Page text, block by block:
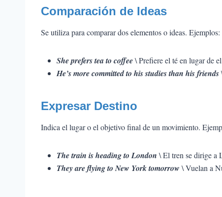
Comparación de Ideas
Se utiliza para comparar dos elementos o ideas. Ejemplos:
She prefers tea to coffee\ Prefiere el té en lugar de
He’s more committed to his studies than his friends
Expresar Destino
Indica el lugar o el objetivo final de un movimiento.
The train is heading to London \ El tren se dirige a
They are flying to New York tomorrow \ Vuelan a